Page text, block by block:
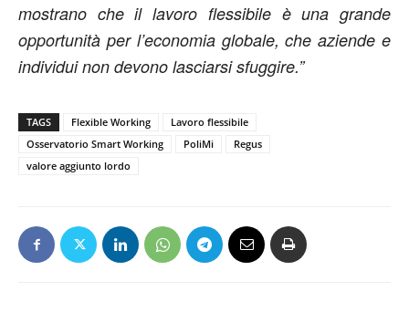
mostrano che il lavoro flessibile è una grande
opportunità per l’economia globale, che aziende e
individui non devono lasciarsi sfuggire.”
TAGS Flexible Working
Lavoro flessibile
Osservatorio Smart Working
PoliMi
Regus
valore aggiunto lordo